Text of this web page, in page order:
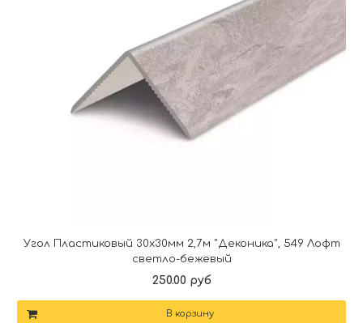
Угол Пластиковый 30х30мм 2,7м "Деконика", 549 Лофт
светло-бежевый
250.00 руб
В корзину